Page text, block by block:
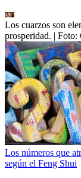
Los cuarzos son
prosperidad. | Foto:
Los números que
según el Feng Shui